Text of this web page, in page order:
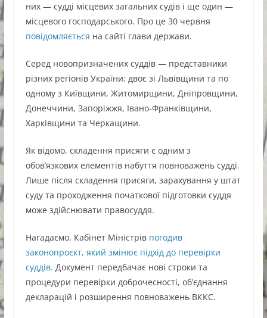
них — судді місцевих загальних судів і ще один —
місцевого господарського. Про це 30 червня
повідомляється на сайті глави держави.
Серед новопризначених суддів — представники
різних регіонів України: двоє зі Львівщини та по
одному з Київщини, Житомирщини, Дніпровщини,
Донеччини, Запоріжжя, Івано-Франківщини,
Харківщини та Черкащини.
Як відомо, складення присяги є одним з
обовʼязкових елементів набуття повноважень судді.
Лише після складення присяги, зарахування у штат
суду та проходження початкової підготовки суддя
може здійснювати правосуддя.
Нагадаємо, Кабінет Міністрів погодив
законопроєкт, який змінює підхід до перевірки
суддів. Документ передбачає нові строки та
процедури перевірки доброчесності, об’єднання
декларацій і розширення повноважень ВККС.